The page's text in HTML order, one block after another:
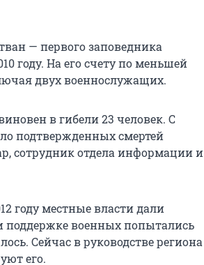
— первого заповедника
году. На его счету по меньшей
двух военнослужащих.
в гибели 23 человек. С
подтвержденных смертей
сотрудник отдела информации и
году местные власти дали
поддержке военных попытались
Сейчас в руководстве региона
его.